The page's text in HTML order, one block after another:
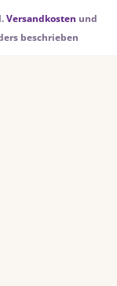
Versandkosten und
beschrieben